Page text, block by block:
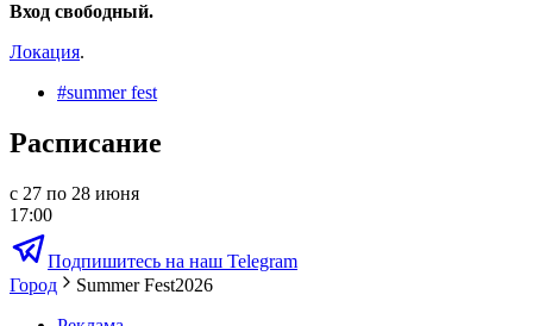
Вход свободный.
Локация.
#summer fest
Расписание
с 27 по 28 июня
17:00
Подпишитесь на наш Telegram
Город
Summer Fest2026